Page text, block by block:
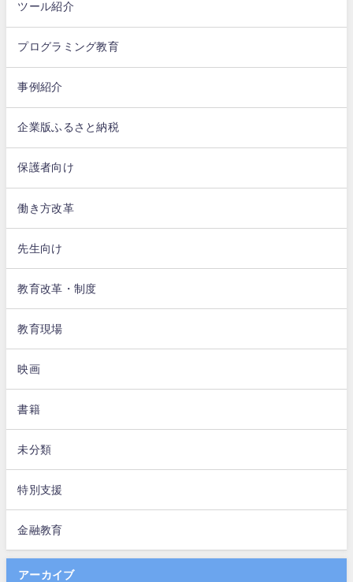
ツール紹介
プログラミング教育
事例紹介
企業版ふるさと納税
保護者向け
働き方改革
先生向け
教育改革・制度
教育現場
映画
書籍
未分類
特別支援
金融教育
アーカイブ